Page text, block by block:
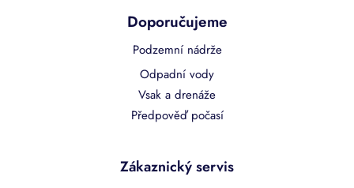
Doporučujeme
Podzemní nádrže
Odpadní vody
Vsak a drenáže
Předpověď počasí
Zákaznický servis